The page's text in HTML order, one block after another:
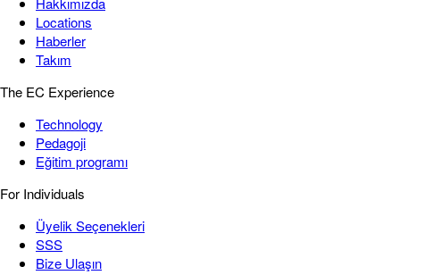
Locations
Haberler
Takım
The EC Experience
Technology
Pedagoji
Eğitim programı
For Individuals
Üyelik Seçenekleri
SSS
Bize Ulaşın